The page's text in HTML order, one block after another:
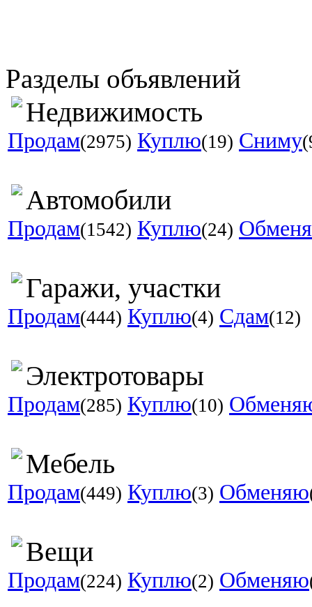
Разделы объявлений
Недвижимость
Продам(2975) Куплю(19) Сниму
Автомобили
Продам(1542) Куплю(24)
Гаражи, участки
Продам(444) Куплю(4) Сдам(12)
Электротовары
Продам(285) Куплю(10)
Мебель
Продам(449) Куплю(3) Обменяю
Вещи
Продам(224) Куплю(2) Обменяю